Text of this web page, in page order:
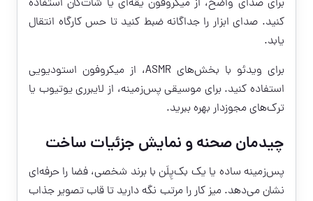
برای صدای واضح، از میکروفون یقه‌ای یا شات‌گان استفاده
کنید. صدای ابزار را جداگانه ضبط کنید تا حس کارگاه انتقال
یابد.
برای ویدئو با بخش‌های ASMR، از میکروفون استودیویی
استفاده کنید. برای موسیقی پس‌زمینه، از لایبرری یوتیوب یا
ترک‌های مجوزدار بهره ببرید.
چیدمان صحنه و نمایش جزئیات ساخت
پس‌زمینه ساده یا یک بک‌پِلَن با برند شخصی، فضا را حرفه‌ای
نشان می‌دهد. میز کار را مرتب نگه دارید تا قاب تصویر جذاب